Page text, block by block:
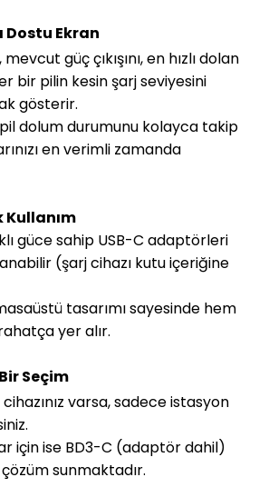
Dostu Ekran
güç çıkışını, en hızlı dolan
bir pilin kesin şarj seviyesini
gösterir.
dolum durumunu kolayca takip
en verimli zamanda
Kullanım
güce sahip USB-C adaptörleri
(şarj cihazı kutu içeriğine
tasarımı sayesinde hem
yer alır.
Seçim
varsa, sadece istasyon
için ise BD3-C (adaptör dahil)
sunmaktadır.